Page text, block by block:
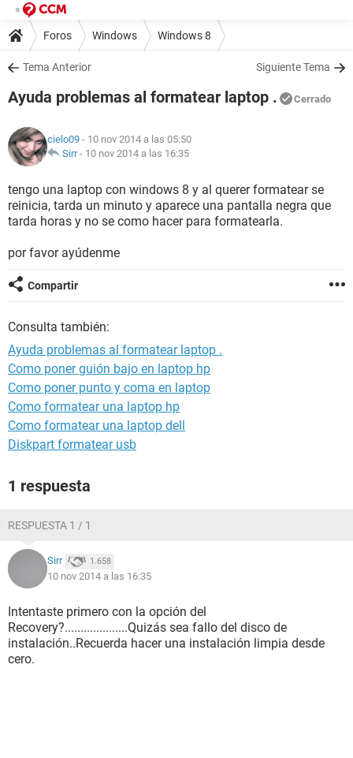
Foros Windows Windows 8
Tema Anterior Siguiente Tema
Ayuda problemas al formatear laptop . Cerrado
cielo09 - 10 nov 2014 a las 05:50
Sirr- 10 nov 2014 a las 16:35
tengo una laptop con windows 8 y al querer formatear se
reinicia, tarda un minuto y aparece una pantalla negra que
tarda horas y no se como hacer para formatearla.
por favor ayúdenme
Compartir
Consulta también:
Ayuda problemas al formatear laptop .
Como poner guión bajo en laptop hp
Como poner punto y coma en laptop
Como formatear una laptop hp
Como formatear una laptop dell
Diskpart formatear usb
1 respuesta
RESPUESTA 1 / 1
Sirr 1.658
10 nov 2014 a las 16:35
Intentaste primero con la opción del
Recovery?....................Quizás sea fallo del disco de
instalación..Recuerda hacer una instalación limpia desde
cero.